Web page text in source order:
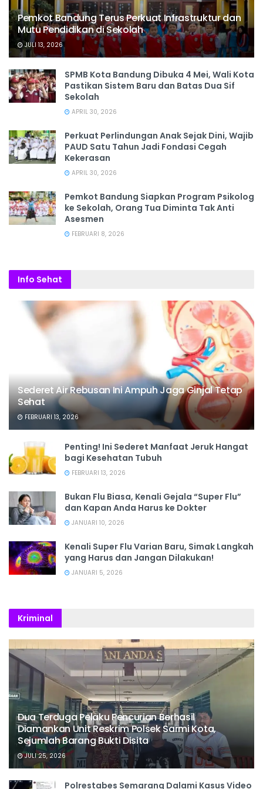
Pemkot Bandung Terus Perkuat Infrastruktur dan
Mutu Pendidikan di Sekolah
JULI 13, 2026
SPMB Kota Bandung Dibuka 4 Mei, Wali Kota
Pastikan Sistem Baru dan Batas Dua Sif
Sekolah
APRIL 30, 2026
Perkuat Perlindungan Anak Sejak Dini, Wajib
PAUD Satu Tahun Jadi Fondasi Cegah
Kekerasan
APRIL 30, 2026
Pemkot Bandung Siapkan Program Psikolog
ke Sekolah, Orang Tua Diminta Tak Anti
Asesmen
FEBRUARI 8, 2026
Info Sehat
Sederet Air Rebusan Ini Ampuh Jaga Ginjal Tetap
Sehat
FEBRUARI 13, 2026
Penting! Ini Sederet Manfaat Jeruk Hangat
bagi Kesehatan Tubuh
FEBRUARI 13, 2026
Bukan Flu Biasa, Kenali Gejala “Super Flu”
dan Kapan Anda Harus ke Dokter
JANUARI 10, 2026
Kenali Super Flu Varian Baru, Simak Langkah
yang Harus dan Jangan Dilakukan!
JANUARI 5, 2026
Kriminal
Dua Terduga Pelaku Pencurian Berhasil
Diamankan Unit Reskrim Polsek Sarmi Kota,
Sejumlah Barang Bukti Disita
JULI 25, 2026
Polrestabes Semarang Dalami Kasus Video